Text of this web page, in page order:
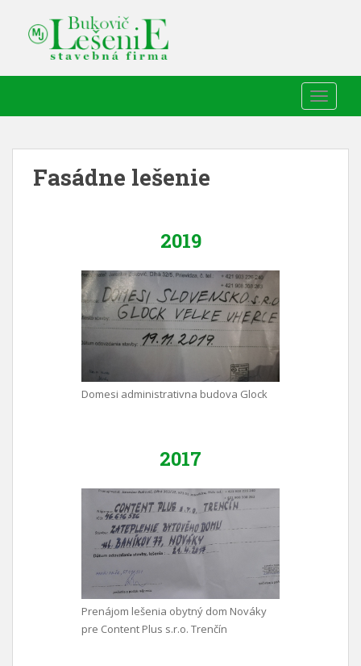
Fasádne lešenie
2019
Domesi administrativna budova Glock
2017
Prenájom lešenia obytný dom Nováky
pre Content Plus s.r.o. Trenčín